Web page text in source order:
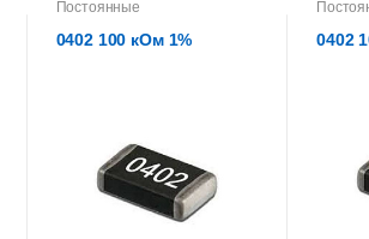
Постоянные
0402 100 кОм 1% 0402